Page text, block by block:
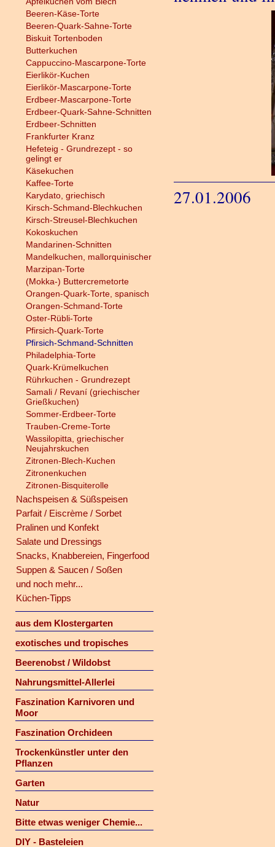
Beeren-Käse-Torte
Beeren-Quark-Sahne-Torte
Biskuit Tortenboden
Butterkuchen
Cappuccino-Mascarpone-Torte
Eierlikör-Kuchen
Eierlikör-Mascarpone-Torte
Erdbeer-Mascarpone-Torte
Erdbeer-Quark-Sahne-Schnitten
Erdbeer-Schnitten
Frankfurter Kranz
Hefeteig - Grundrezept - so
gelingt er
Käsekuchen
Kaffee-Torte
Karydato, griechisch
Kirsch-Schmand-Blechkuchen
Kirsch-Streusel-Blechkuchen
Kokoskuchen
Mandarinen-Schnitten
Mandelkuchen, mallorquinischer
Marzipan-Torte
(Mokka-) Buttercremetorte
Orangen-Quark-Torte, spanisch
Orangen-Schmand-Torte
Oster-Rübli-Torte
Pfirsich-Quark-Torte
Pfirsich-Schmand-Schnitten
Philadelphia-Torte
Quark-Krümelkuchen
Rührkuchen - Grundrezept
Samali / Revaní (griechischer
Grießkuchen)
Sommer-Erdbeer-Torte
Trauben-Creme-Torte
Wassilopitta, griechischer
Neujahrskuchen
Zitronen-Blech-Kuchen
Zitronenkuchen
Zitronen-Bisquiterolle
Nachspeisen & Süßspeisen
Parfait / Eiscrème / Sorbet
Pralinen und Konfekt
Salate und Dressings
Snacks, Knabbereien, Fingerfood
Suppen & Saucen / Soßen
und noch mehr...
Küchen-Tipps
aus dem Klostergarten
exotisches und tropisches
Beerenobst / Wildobst
Nahrungsmittel-Allerlei
Faszination Karnivoren und
Moor
Faszination Orchideen
Trockenkünstler unter den
Pflanzen
Garten
Natur
Bitte etwas weniger Chemie...
DIY - Basteleien
27.01.2006